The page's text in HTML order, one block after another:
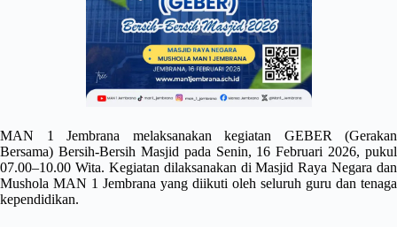
MAN 1 Jembrana melaksanakan kegiatan GEBER (Gerakan
Bersama) Bersih-Bersih Masjid pada Senin, 16 Februari 2026, pukul
07.00–10.00 Wita. Kegiatan dilaksanakan di Masjid Raya Negara dan
Mushola MAN 1 Jembrana yang diikuti oleh seluruh guru dan tenaga
kependidikan.